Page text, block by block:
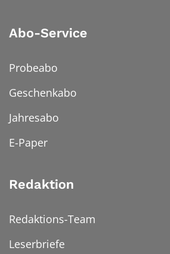
Abo-Service
Probeabo
Geschenkabo
Jahresabo
E-Paper
Redaktion
Redaktions-Team
Leserbriefe